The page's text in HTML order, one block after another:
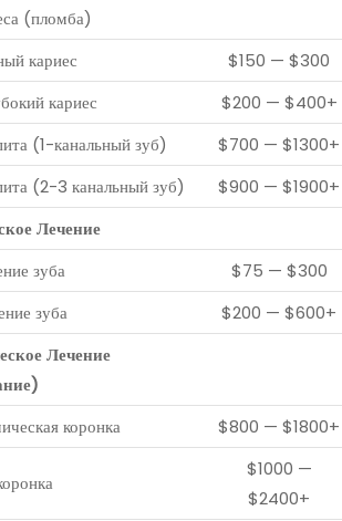
(пломба)
кариес
$150 — $300
кариес
$200 — $400+
(1-канальный зуб)
$700 — $1300+
(2-3 канальный зуб)
$900 — $1900+
Лечение
зуба
$75 — $300
зуба
$200 — $600+
Лечение
коронка
$800 — $1800+
$1000 —
$2400+